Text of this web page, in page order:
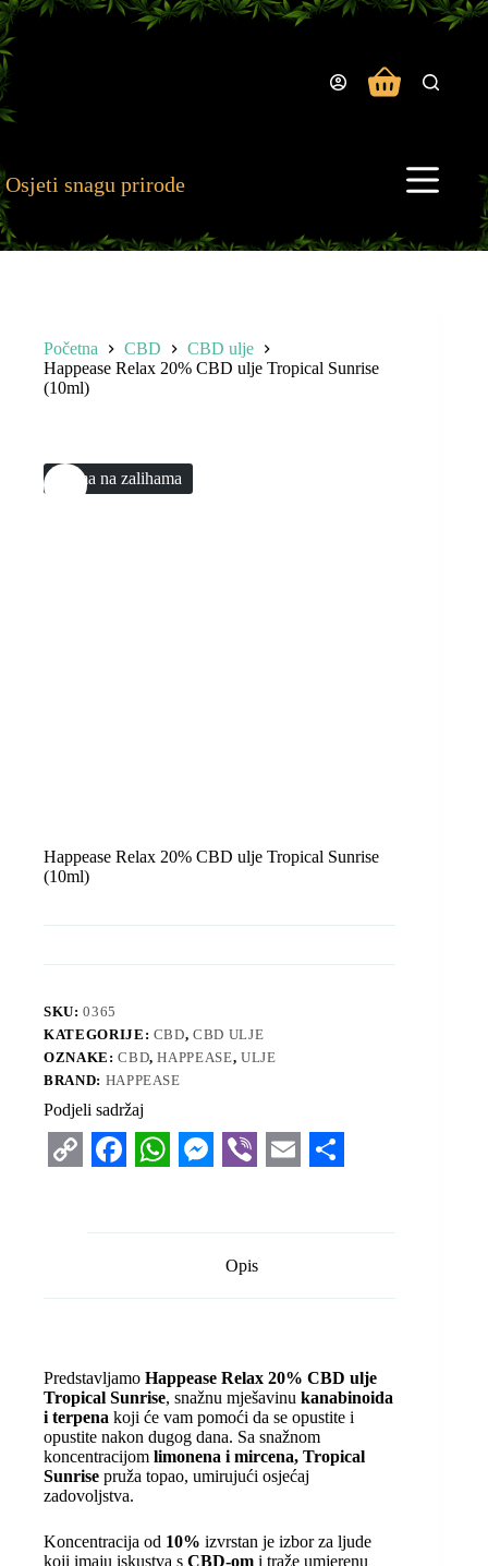
Preskoči
na
sadržaj
Osjeti snagu prirode
Košarica
Početna CBD
CBD ulje
Happease Relax 20% CBD ulje Tropical Sunrise
(10ml)
Nema na zalihama
Happease Relax 20% CBD ulje Tropical Sunrise
(10ml)
SKU:0365
KATEGORIJE: CBD,CBD ULJE
OZNAKE:CBD,HAPPEASE, ULJE
BRAND: HAPPEASE
Podjeli sadržaj
y
n
k
e
o
k
t
p
p
s
g
e
r
b
e
i
r
Opis
Predstavljamo Happease Relax 20% CBD ulje
Tropical Sunrise, snažnu mješavinu kanabinoida
i terpena koji će vam pomoći da se opustite i
opustite nakon dugog dana. Sa snažnom
koncentracijom limonena i mircena, Tropical
Sunrise pruža topao, umirujući osjećaj
zadovoljstva.
Koncentracija od 10% izvrstan je izbor za ljude
koji imaju iskustva s CBD-om i traže umjerenu